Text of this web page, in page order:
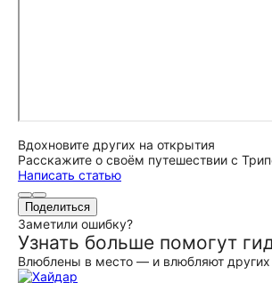
Вдохновите других на открытия
Расскажите о своём путешествии с
Написать статью
Поделиться
Заметили ошибку?
Узнать больше помогут
Влюблены в место — и влюбляют других